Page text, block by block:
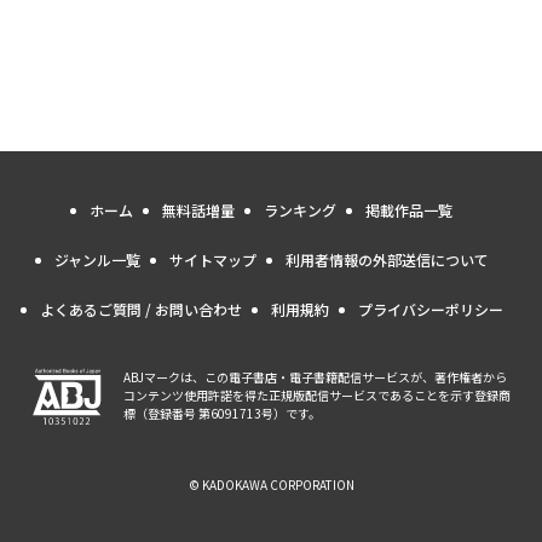
ホーム 無料話増量 ランキング 掲載作品一覧
ジャンル一覧 サイトマップ 利用者情報の外部送信について
よくあるご質問 / お問い合わせ 利用規約 プライバシーポリシー
ABJマークは、この電子書店・電子書籍配信サービスが、著作権者から
コンテンツ使用許諾を得た正規版配信サービスであることを示す登録商
標（登録番号 第6091713号）です。
© KADOKAWA CORPORATION